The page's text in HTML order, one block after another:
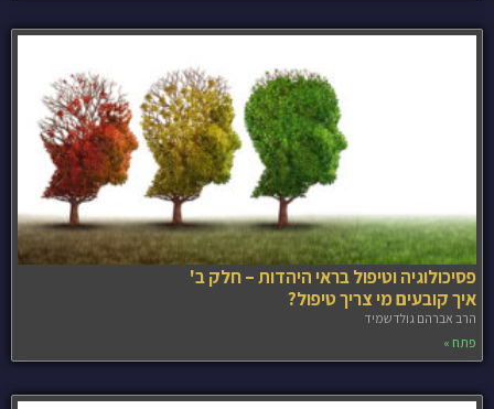
פסיכולוגיה וטיפול בראי היהדות – חלק ב'
איך קובעים מי צריך טיפול?
הרב אברהם גולדשמיד
פתח »